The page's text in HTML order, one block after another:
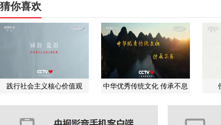
猜你喜欢
践行社会主义核心价值观 中华优秀传统文化 传承不息